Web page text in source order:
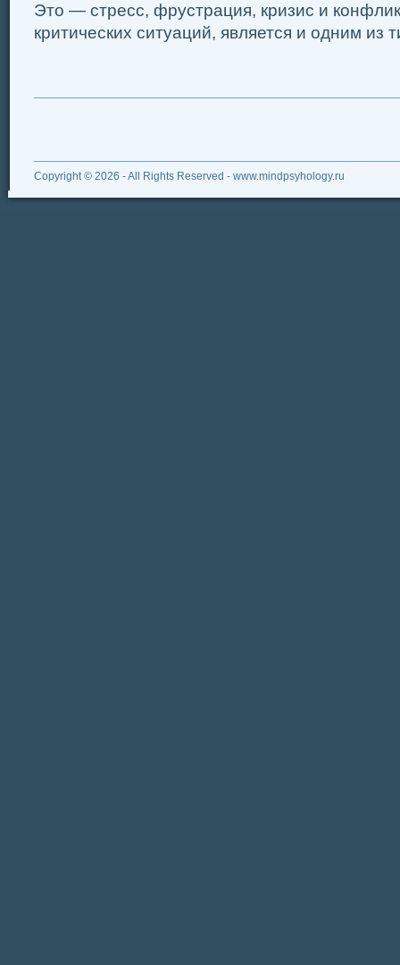
Это — стресс, фрустрация, кризис и
критических ситуаций, является и одним из
Copyright © 2026 - All Rights Reserved - www.mindpsyhology.ru